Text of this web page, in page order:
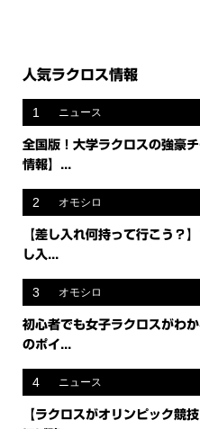
人気ラクロス情報
1 ニュース
全国版！大学ラクロスの強豪
情報】...
2 オモシロ
【差し入れ何持って行こう？
し入...
3 オモシロ
初心者でも女子ラクロスがわ
のポイ...
4 ニュース
【ラクロスがオリンピック